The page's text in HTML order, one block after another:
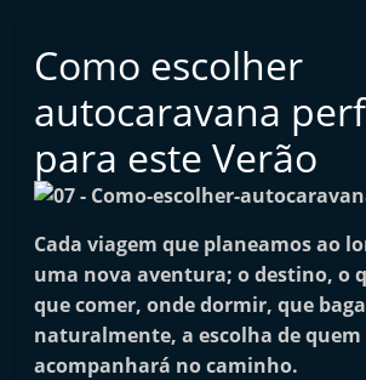
Oficinas
o
r
n
i
n
d
Como escolher
autocaravana
para este Verão
Cada viagem que planeamos ao
uma nova aventura; o destino, o
que comer, onde dormir, que
naturalmente, a escolha de quem
acompanhará no caminho.